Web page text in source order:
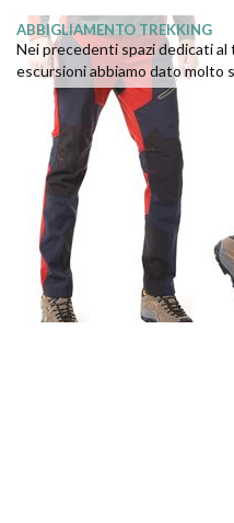
ABBIGLIAMENTO TREKKING
Nei precedenti spazi dedicati al
escursioni abbiamo dato molto